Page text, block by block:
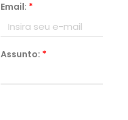
Email: *
Assunto: *